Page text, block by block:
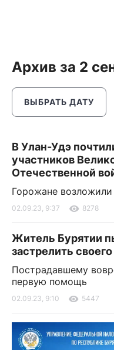
Архив за 2
ВЫБРАТЬ ДАТУ
В Улан-Удэ
участников
Отечественной
Горожане
02.09.23, 9:37 8278
Житель Бурятии
застрелить
Пострадавшему
первую помощь
02.09.23, 9:10 5447